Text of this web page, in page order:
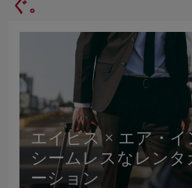
ぐ。
エイビス × エア・
シームレスなレンタ
ーション